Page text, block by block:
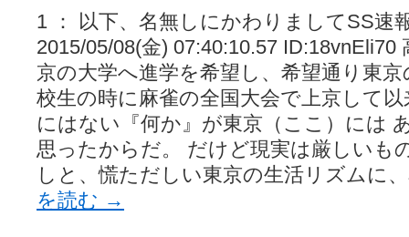
1 ： 以下、名無しにかわりましてSS速
2015/05/08(金) 07:40:10.57
京の大学へ進学を希望し、希望通り東
校生の時に麻雀の全国大会で上京して
にはない『何か』が東京（ここ）には
思ったからだ。 だけど現実は厳しいも
しと、慌ただしい東京の生活リズムに
を読む →